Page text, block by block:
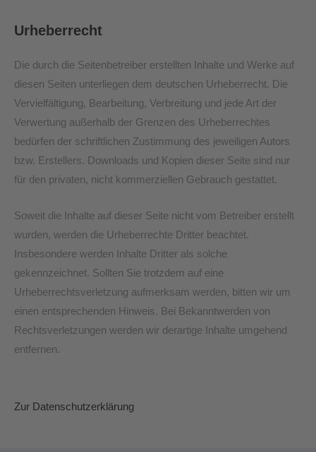
Urheberrecht
Die durch die Seitenbetreiber erstellten Inhalte und Werke auf
diesen Seiten unterliegen dem deutschen Urheberrecht. Die
Vervielfältigung, Bearbeitung, Verbreitung und jede Art der
Verwertung außerhalb der Grenzen des Urheberrechtes
bedürfen der schriftlichen Zustimmung des jeweiligen Autors
bzw. Erstellers. Downloads und Kopien dieser Seite sind nur
für den privaten, nicht kommerziellen Gebrauch gestattet.
Soweit die Inhalte auf dieser Seite nicht vom Betreiber erstellt
wurden, werden die Urheberrechte Dritter beachtet.
Insbesondere werden Inhalte Dritter als solche
gekennzeichnet. Sollten Sie trotzdem auf eine
Urheberrechtsverletzung aufmerksam werden, bitten wir um
einen entsprechenden Hinweis. Bei Bekanntwerden von
Rechtsverletzungen werden wir derartige Inhalte umgehend
entfernen.
Zur Datenschutzerklärung